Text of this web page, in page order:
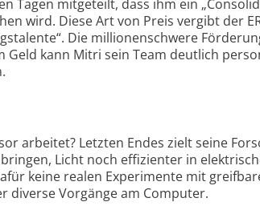
Tagen mitgeteilt, dass ihm ein
wird. Diese Art von Preis vergibt der
Die millionenschwere
Geld kann Mitri sein Team deutlich
arbeitet? Letzten Endes zielt seine
Licht noch effizienter in
keine realen Experimente mit
diverse Vorgänge am Computer.